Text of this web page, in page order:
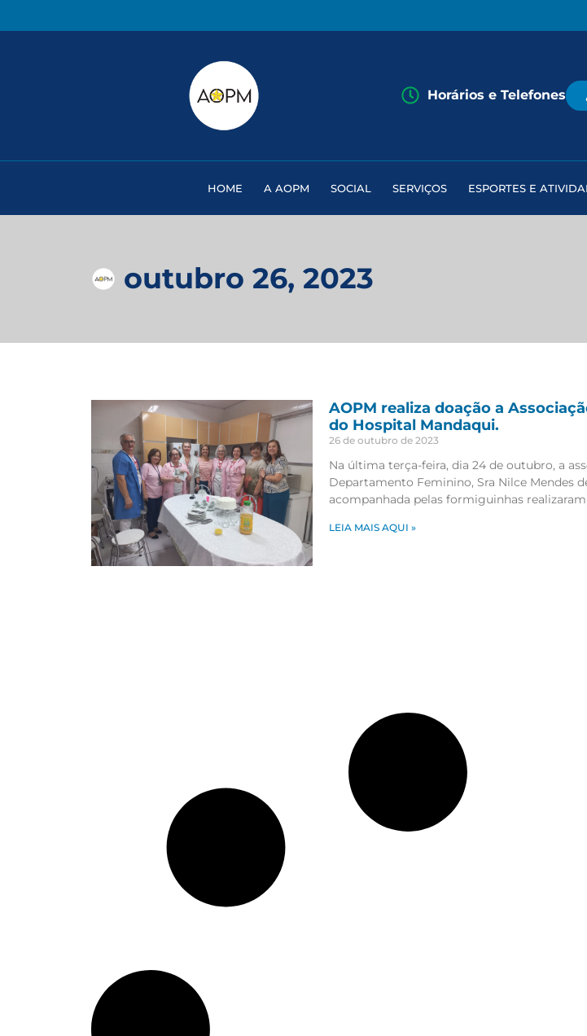
Horários e Telefones
HOME A AOPM SOCIAL SERVIÇOS ESPORTES E
outubro 26, 2023
AOPM realiza doação a
do Hospital Mandaqui.
26 de outubro de 2023
Na última terça-feira, dia 24 de outubro, a
Departamento Feminino, Sra Nilce Mendes
acompanhada pelas formiguinhas
LEIA MAIS AQUI »